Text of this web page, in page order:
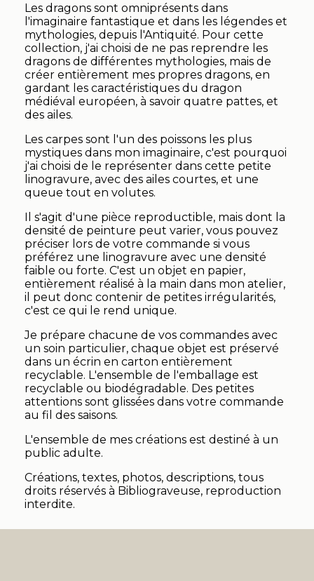
Les dragons sont omniprésents dans
l'imaginaire fantastique et dans les légendes et
mythologies, depuis l'Antiquité. Pour cette
collection, j'ai choisi de ne pas reprendre les
dragons de différentes mythologies, mais de
créer entièrement mes propres dragons, en
gardant les caractéristiques du dragon
médiéval européen, à savoir quatre pattes, et
des ailes.
Les carpes sont l'un des poissons les plus
mystiques dans mon imaginaire, c'est pourquoi
j'ai choisi de le représenter dans cette petite
linogravure, avec des ailes courtes, et une
queue tout en volutes.
Il s'agit d'une pièce reproductible, mais dont la
densité de peinture peut varier, vous pouvez
préciser lors de votre commande si vous
préférez une linogravure avec une densité
faible ou forte. C'est un objet en papier,
entièrement réalisé à la main dans mon atelier,
il peut donc contenir de petites irrégularités,
c'est ce qui le rend unique.
Je prépare chacune de vos commandes avec
un soin particulier, chaque objet est préservé
dans un écrin en carton entièrement
recyclable. L'ensemble de l'emballage est
recyclable ou biodégradable. Des petites
attentions sont glissées dans votre commande
au fil des saisons.
L'ensemble de mes créations est destiné à un
public adulte.
Créations, textes, photos, descriptions, tous
droits réservés à Bibliograveuse, reproduction
interdite.